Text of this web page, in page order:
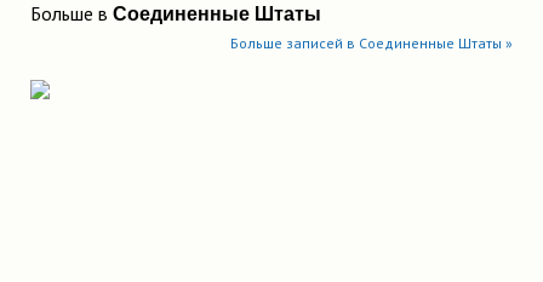
Больше в Соединенные Штаты
Больше записей в Соединенные Штаты »